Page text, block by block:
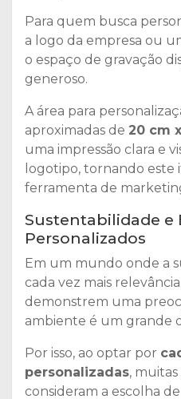
Para quem busca
a logo da empresa ou
o espaço de gravação
generoso.
A área para
aproximadas de 20 cm
uma impressão clara e
logotipo, tornando
ferramenta de
Sustentabilidade e
Personalizados
Em um mundo onde a
cada vez mais
demonstrem uma
ambiente é um grande
Por isso, ao optar por
personalizadas,
consideram a escolha